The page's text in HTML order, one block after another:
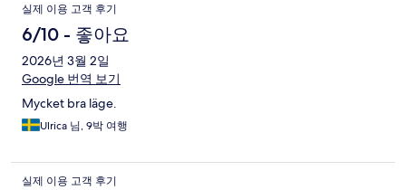
실제 이용 고객 후기
6/10 - 좋아요
2026년 3월 2일
Google 번역 보기
Mycket bra läge.
Ulrica 님, 9박 여행
실제 이용 고객 후기